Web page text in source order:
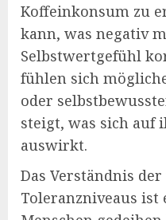
Koffeinkonsum zu
kann, was negativ
Selbstwertgefühl
fühlen sich
oder
steigt, was sich auf
auswirkt.
Das Verständnis
Toleranzniveaus ist